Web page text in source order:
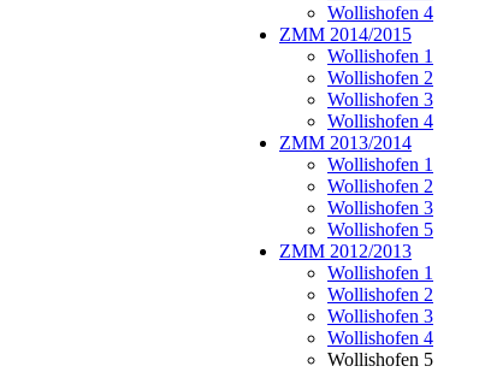
Wollishofen 4
ZMM 2014/2015
Wollishofen 1
Wollishofen 2
Wollishofen 3
Wollishofen 4
ZMM 2013/2014
Wollishofen 1
Wollishofen 2
Wollishofen 3
Wollishofen 5
ZMM 2012/2013
Wollishofen 1
Wollishofen 2
Wollishofen 3
Wollishofen 4
Wollishofen 5